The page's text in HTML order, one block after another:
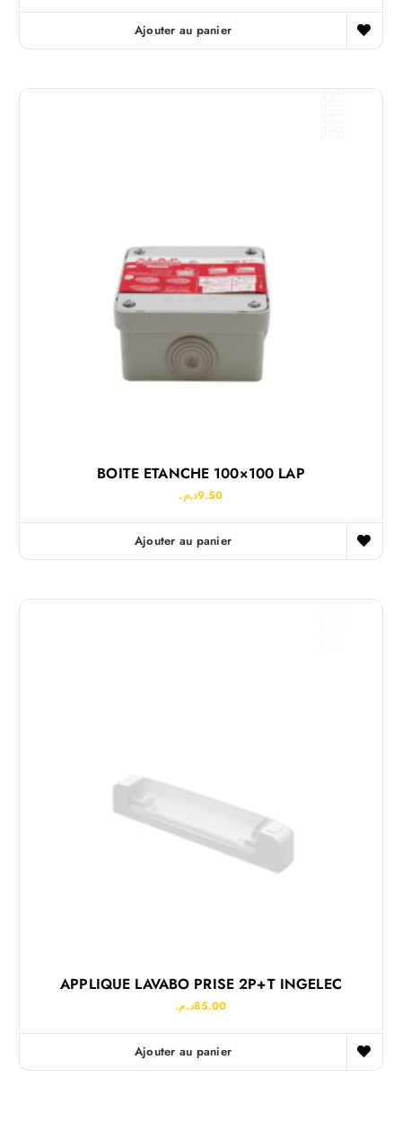
Ajouter au panier
BOITE ETANCHE 100×100 LAP
9.50د.م.
Ajouter au panier
APPLIQUE LAVABO PRISE 2P+T INGELEC
85.00د.م.
Ajouter au panier